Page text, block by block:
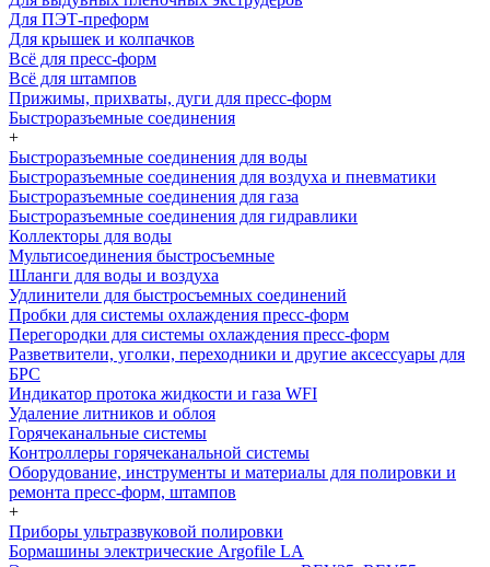
Для ПЭТ-преформ
Для крышек и колпачков
Всё для пресс-форм
Всё для штампов
Прижимы, прихваты, дуги для пресс-форм
Быстроразъемные соединения
+
Быстроразъемные соединения для воды
Быстроразъемные соединения для воздуха и пневматики
Быстроразъемные соединения для газа
Быстроразъемные соединения для гидравлики
Коллекторы для воды
Мультисоединения быстросъемные
Шланги для воды и воздуха
Удлинители для быстросъемных соединений
Пробки для системы охлаждения пресс-форм
Перегородки для системы охлаждения пресс-форм
Разветвители, уголки, переходники и другие аксессуары для
БРС
Индикатор протока жидкости и газа WFI
Удаление литников и облоя
Горячеканальные системы
Контроллеры горячеканальной системы
Оборудование, инструменты и материалы для полировки и
ремонта пресс-форм, штампов
+
Приборы ультразвуковой полировки
Бормашины электрические Argofile LA